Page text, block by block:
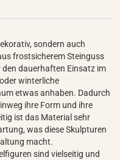
sondern auch
frostsicherem Steinguss
dauerhaften Einsatz im
winterliche
etwas anhaben. Dadurch
ihre Form und ihre
ist das Material sehr
was diese Skulpturen
macht.
sind vielseitig und